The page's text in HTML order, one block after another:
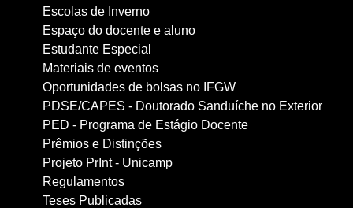
Escolas de Inverno
Espaço do docente e aluno
Estudante Especial
Materiais de eventos
Oportunidades de bolsas no IFGW
PDSE/CAPES - Doutorado Sanduíche no Exterior
PED - Programa de Estágio Docente
Prêmios e Distinções
Projeto PrInt - Unicamp
Regulamentos
Teses Publicadas